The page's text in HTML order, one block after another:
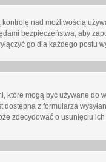
nad możliwością
bezpieczeństwa, aby
go dla każdego
które mogą być używane
dostępna z formularza
zdecydować o usunięciu ich